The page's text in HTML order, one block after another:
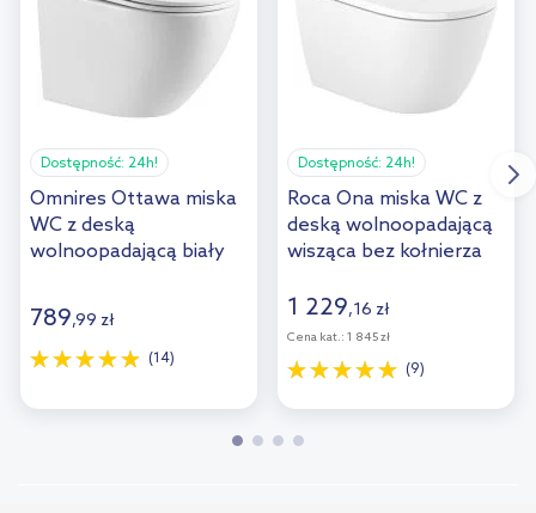
Dostępność: 24h!
Omnires Ottawa miska
WC z deską
wolnoopadającą biały
789,99 zł
(14)
Dostępność: 24h!
Roca Ona miska WC z
deską wolnoopadającą
wisząca bez kołnierza
1 229,16 zł
Cena kat.: 1 845 zł
(9)